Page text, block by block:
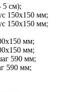
5 см);
150х150 мм;
150х150 мм;
мм;
мм;
590 мм;
590 мм;